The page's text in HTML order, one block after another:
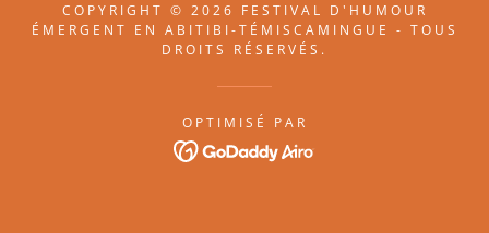
COPYRIGHT © 2026 FESTIVAL D'HUMOUR
ÉMERGENT EN ABITIBI-TÉMISCAMINGUE - TOUS
DROITS RÉSERVÉS.
OPTIMISÉ PAR